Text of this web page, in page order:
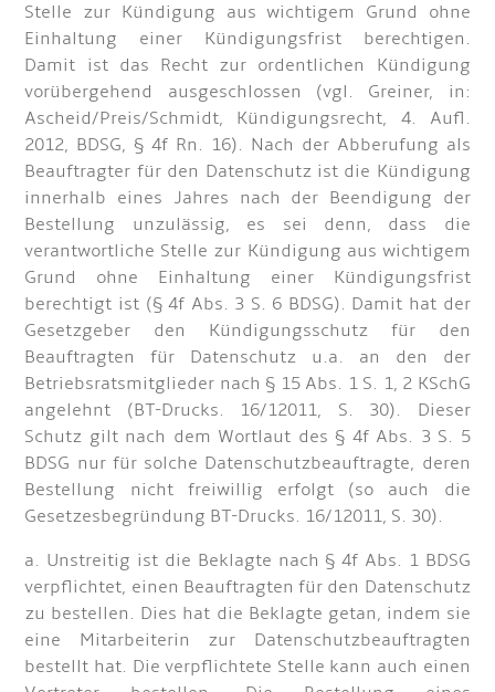
Stelle zur Kündigung aus wichtigem Grund ohne
Einhaltung einer Kündigungsfrist berechtigen.
Damit ist das Recht zur ordentlichen Kündigung
vorübergehend ausgeschlossen (vgl. Greiner, in:
Ascheid/Preis/Schmidt, Kündigungsrecht, 4. Aufl.
2012, BDSG, § 4f Rn. 16). Nach der Abberufung als
Beauftragter für den Datenschutz ist die Kündigung
innerhalb eines Jahres nach der Beendigung der
Bestellung unzulässig, es sei denn, dass die
verantwortliche Stelle zur Kündigung aus wichtigem
Grund ohne Einhaltung einer Kündigungsfrist
berechtigt ist (§ 4f Abs. 3 S. 6 BDSG). Damit hat der
Gesetzgeber den Kündigungsschutz für den
Beauftragten für Datenschutz u.a. an den der
Betriebsratsmitglieder nach § 15 Abs. 1 S. 1, 2 KSchG
angelehnt (BT-Drucks. 16/12011, S. 30). Dieser
Schutz gilt nach dem Wortlaut des § 4f Abs. 3 S. 5
BDSG nur für solche Datenschutzbeauftragte, deren
Bestellung nicht freiwillig erfolgt (so auch die
Gesetzesbegründung BT-Drucks. 16/12011, S. 30).
a. Unstreitig ist die Beklagte nach § 4f Abs. 1 BDSG
verpflichtet, einen Beauftragten für den Datenschutz
zu bestellen. Dies hat die Beklagte getan, indem sie
eine Mitarbeiterin zur Datenschutzbeauftragten
bestellt hat. Die verpflichtete Stelle kann auch einen